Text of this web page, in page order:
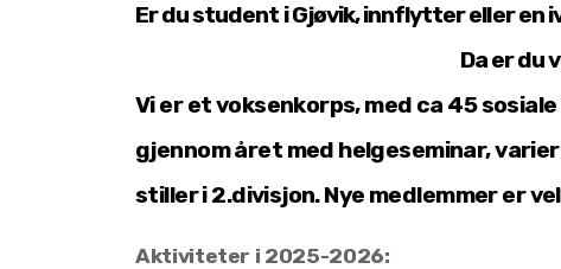
Er du student i Gjøvik, innflytter eller en
Da er du velkommen
Vi er et voksenkorps, med ca 45
gjennom året med helgeseminar,
stiller i 2.divisjon.Nye medlemmer er
Aktiviteter i 2025-2026: